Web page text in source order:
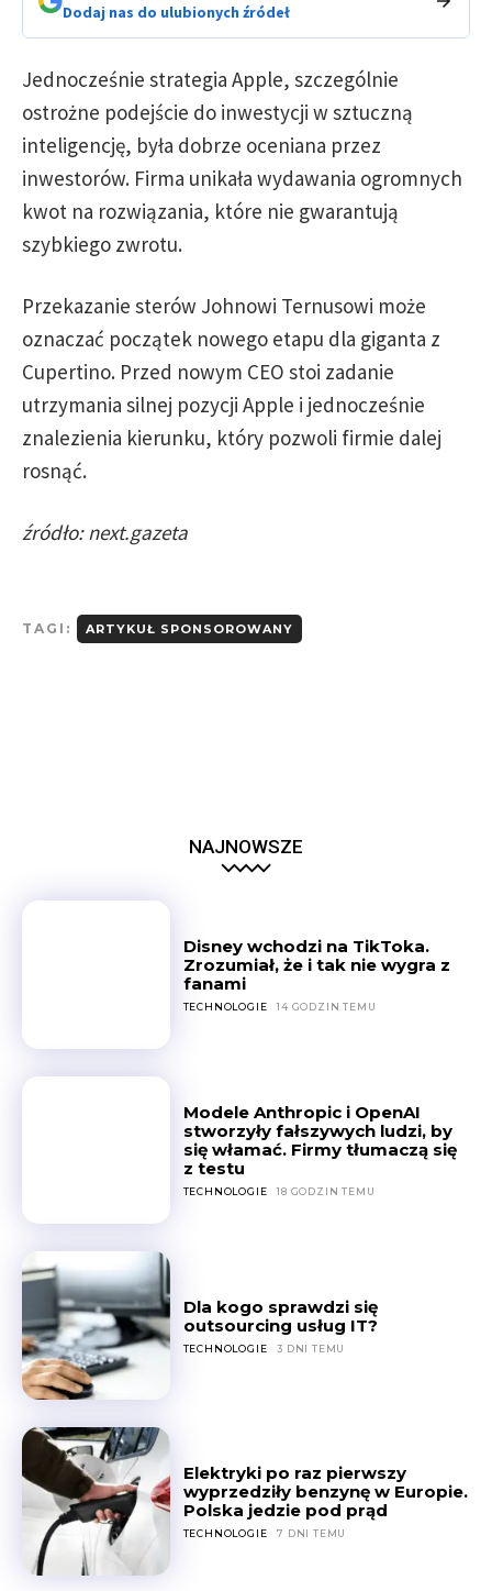
Dodaj nas do ulubionych źródeł
Jednocześnie strategia Apple, szczególnie
ostrożne podejście do inwestycji w sztuczną
inteligencję, była dobrze oceniana przez
inwestorów. Firma unikała wydawania ogromnych
kwot na rozwiązania, które nie gwarantują
szybkiego zwrotu.
Przekazanie sterów Johnowi Ternusowi może
oznaczać początek nowego etapu dla giganta z
Cupertino. Przed nowym CEO stoi zadanie
utrzymania silnej pozycji Apple i jednocześnie
znalezienia kierunku, który pozwoli firmie dalej
rosnąć.
źródło: next.gazeta
TAGI: ARTYKUŁ SPONSOROWANY
NAJNOWSZE
Disney wchodzi na TikToka.
Zrozumiał, że i tak nie wygra z
fanami
TECHNOLOGIE 14 GODZIN TEMU
Modele Anthropic i OpenAI
stworzyły fałszywych ludzi, by
się włamać. Firmy tłumaczą się
z testu
TECHNOLOGIE 18 GODZIN TEMU
Dla kogo sprawdzi się
outsourcing usług IT?
TECHNOLOGIE 3 DNI TEMU
Elektryki po raz pierwszy
wyprzedziły benzynę w Europie.
Polska jedzie pod prąd
TECHNOLOGIE 7 DNI TEMU